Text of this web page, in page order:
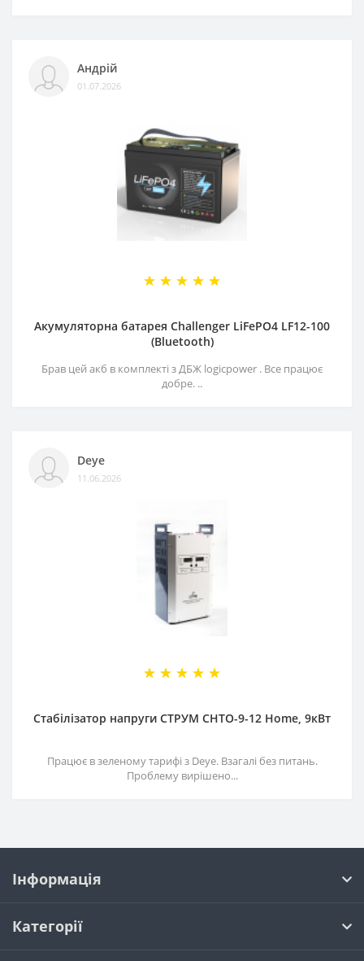
Андрій
01.07.2026
Акумуляторна батарея Challenger LiFePO4 LF12-100
(Bluetooth)
Брав цей акб в комплекті з ДБЖ logicpower . Все працює
добре. ..
Deye
11.06.2026
Стабілізатор напруги СТРУМ СНТО-9-12 Home, 9кВт
Працює в зеленому тарифі з Deye. Взагалі без питань.
Проблему вирішено...
Інформація
Категорії